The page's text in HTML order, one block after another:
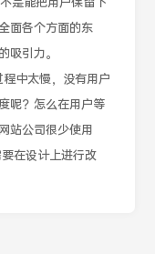
面各个方面的东
吸引力。
中太慢，没有用户
呢？怎么在用户等
站公司很少使用
在设计上进行改